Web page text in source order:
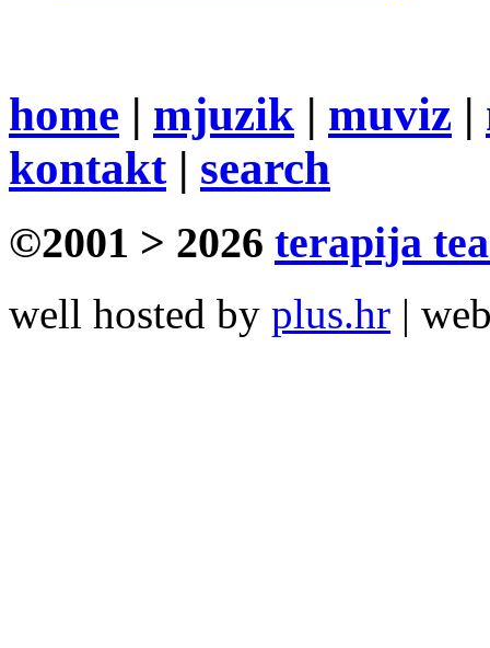
home | mjuzik | muviz |
kontakt| search
©2001 > 2026 terapija
well hosted by plus.hr |